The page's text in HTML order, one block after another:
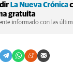
La Nueva Crónica
gratuita
informado con las